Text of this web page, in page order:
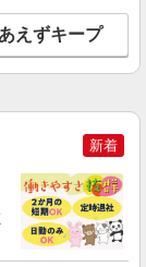
NEW
障がい者デイ
い有/週払い有/交
えずキープ
新着